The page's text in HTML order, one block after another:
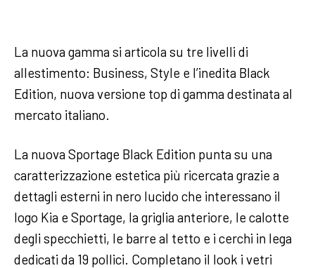
La nuova gamma si articola su tre livelli di
allestimento: Business, Style e l’inedita Black
Edition, nuova versione top di gamma destinata al
mercato italiano.
La nuova Sportage Black Edition punta su una
caratterizzazione estetica più ricercata grazie a
dettagli esterni in nero lucido che interessano il
logo Kia e Sportage, la griglia anteriore, le calotte
degli specchietti, le barre al tetto e i cerchi in lega
dedicati da 19 pollici. Completano il look i vetri